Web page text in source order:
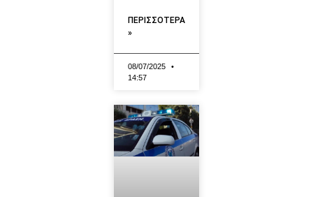
ΠΕΡΙΣΣΟΤΕΡΑ
»
08/07/2025
14:57